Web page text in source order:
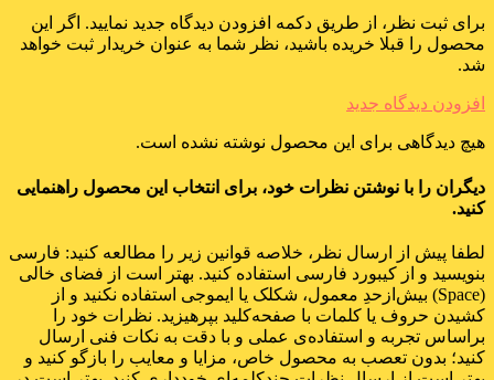
برای ثبت نظر، از طریق دکمه افزودن دیدگاه جدید نمایید. اگر این
محصول را قبلا خریده باشید، نظر شما به عنوان خریدار ثبت خواهد
شد.
افزودن دیدگاه جدید
هیچ دیدگاهی برای این محصول نوشته نشده است.
دیگران را با نوشتن نظرات خود، برای انتخاب این محصول راهنمایی
کنید.
لطفا پیش از ارسال نظر، خلاصه قوانین زیر را مطالعه کنید: فارسی
بنویسید و از کیبورد فارسی استفاده کنید. بهتر است از فضای خالی
(Space) بیش‌از‌حدِ معمول، شکلک یا ایموجی استفاده نکنید و از
کشیدن حروف یا کلمات با صفحه‌کلید بپرهیزید. نظرات خود را
براساس تجربه و استفاده‌ی عملی و با دقت به نکات فنی ارسال
کنید؛ بدون تعصب به محصول خاص، مزایا و معایب را بازگو کنید و